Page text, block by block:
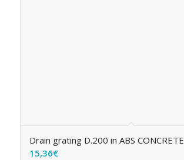
Drain grating D.200 in ABS CONCRETE
15,36€